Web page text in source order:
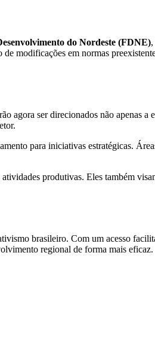
do Nordeste (FDNE)
modificações em normas
agora ser direcionados não apenas
para iniciativas estratégicas.
produtivas. Eles também
brasileiro. Com um acesso
regional de forma mais eficaz.